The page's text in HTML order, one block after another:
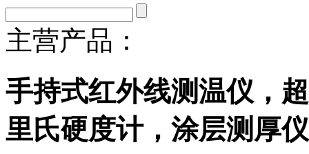
主营产品：
手持式红外线测温仪，
里氏硬度计，涂层测厚